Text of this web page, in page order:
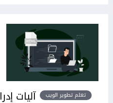
تعلم تطوير الويب
آليات